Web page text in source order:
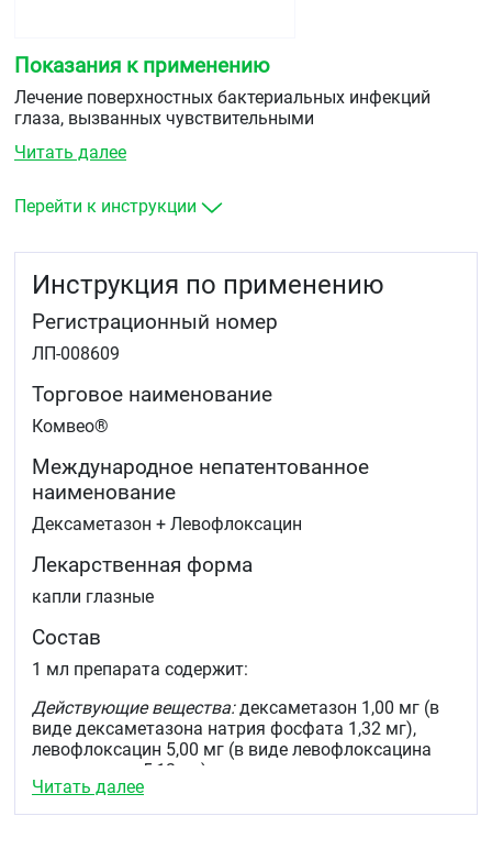
Показания к применению
Лечение поверхностных бактериальных инфекций
глаза, вызванных чувствительными
послеоперационном периоде экстракции катаракты.
Читать далее
Перейти к инструкции
Инструкция по применению
Регистрационный номер
ЛП-008609
Торговое наименование
Комвео®
Международное непатентованное
наименование
Дексаметазон + Левофлоксацин
Лекарственная форма
капли глазные
Состав
1 мл препарата содержит:
Действующие вещества:дексаметазон 1,00 мг (в
виде дексаметазона натрия фосфата 1,32 мг),
левофлоксацин 5,00 мг (в виде левофлоксацина
гемигидрата 5,12 мг).
Вспомогательные вещества:бензалкония хлорид
Читать далее